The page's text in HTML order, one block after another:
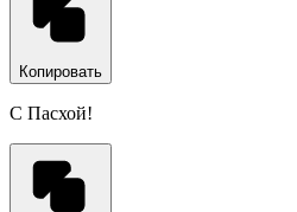
Копировать
С Пасхой!